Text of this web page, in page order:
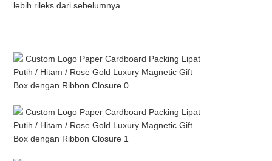
lebih rileks dari sebelumnya.